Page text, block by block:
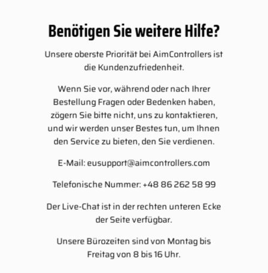
Benötigen Sie weitere Hilfe?
Unsere oberste Priorität bei AimControllers ist
die Kundenzufriedenheit.
Wenn Sie vor, während oder nach Ihrer
Bestellung Fragen oder Bedenken haben,
zögern Sie bitte nicht, uns zu kontaktieren,
und wir werden unser Bestes tun, um Ihnen
den Service zu bieten, den Sie verdienen.
E-Mail:eusupport@aimcontrollers.com
Telefonische Nummer: +48 86 262 58 99
Der Live-Chat ist in der rechten unteren Ecke
der Seite verfügbar.
Unsere Bürozeiten sind von Montag bis
Freitag von 8 bis 16 Uhr.